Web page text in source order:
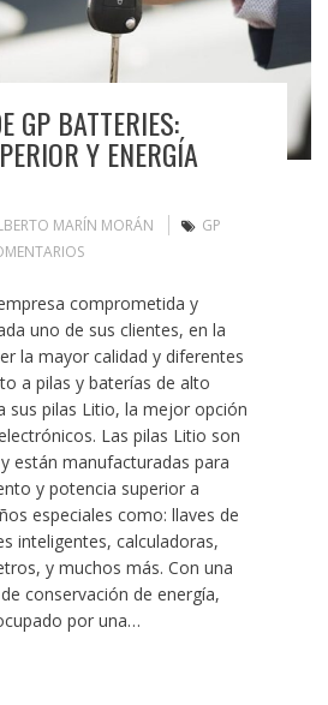
GP BATTERIES:
Y ENERGÍA
MARÍN MORÁN
GP
comprometida y
uno de sus clientes, en la
la mayor calidad y diferentes
a pilas y baterías de alto
sus pilas Litio, la mejor opción
Las pilas Litio son
están manufacturadas para
y potencia superior a
especiales como: llaves de
inteligentes, calculadoras,
y muchos más. Con una
conservación de energía,
por una…